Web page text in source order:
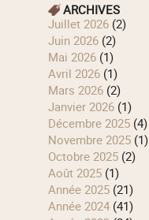
ARCHIVES
juillet 2026(2)
juin 2026(2)
mai 2026(1)
avril 2026(1)
mars 2026(2)
janvier 2026(1)
décembre 2025(4)
novembre 2025(1)
octobre 2025(2)
août 2025(1)
année 2025(21)
année 2024(41)